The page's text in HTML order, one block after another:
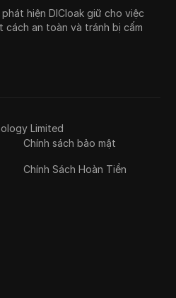
hiện DICloak giữ cho việc
cách an toàn và tránh bị cấm
Limited
Chính sách bảo mật
Chính Sách Hoàn Tiền